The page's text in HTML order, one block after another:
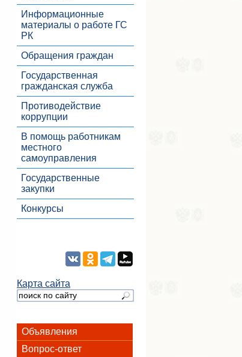
Информационные
материалы о работе ГС
РК
Обращения граждан
Государственная
гражданская служба
Противодействие
коррупции
В помощь работникам
местного
самоуправления
Государственные
закупки
Конкурсы
Карта сайта
Объявления
Вопрос-ответ